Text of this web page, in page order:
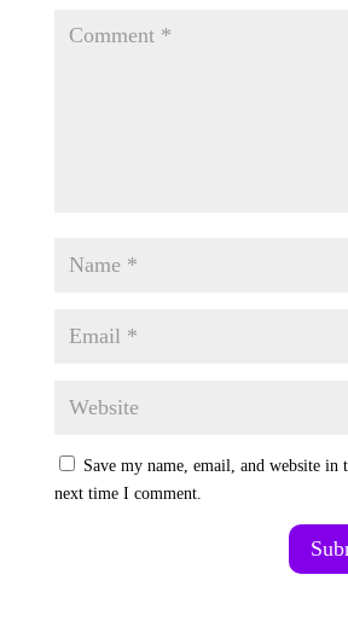
Save my name, email, and website in
next time I comment.